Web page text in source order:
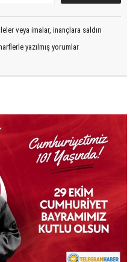
veya imalar, inançlara saldırı
yazılmış yorumlar